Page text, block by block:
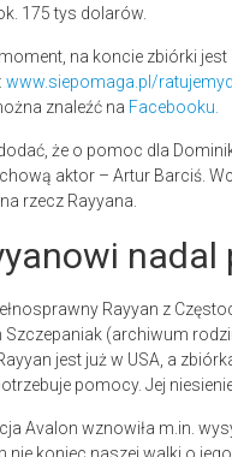
175 tys dolarów.
na koncie zbiórki
www.siepomaga.pl/
znaleźć na Facebooku.
że o pomoc dla
aktor – Artur Barciś.
rzecz Rayyana.
Szczepaniak (archiwum
jest już w USA, a
pomocy. Jej
Avalon wznowiła m.in.